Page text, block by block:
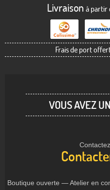
Livraison à partir
Frais de port
VOUS AVEZ
Boutique ouverte — Atelier en